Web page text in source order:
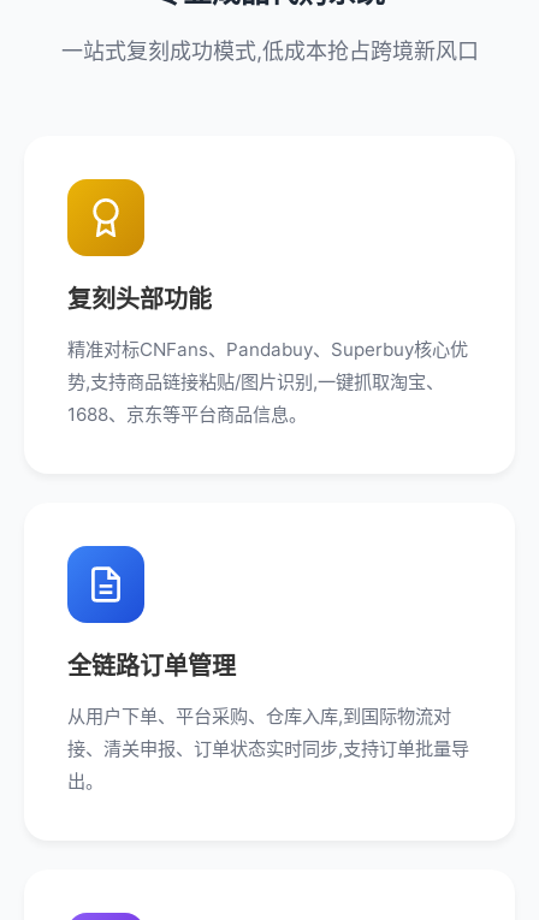
一站式复刻成功模式,低成本抢占跨境新风口
复刻头部功能
精准对标CNFans、Pandabuy、Superbuy核心优
势,支持商品链接粘贴/图片识别,一键抓取淘宝、
1688、京东等平台商品信息。
全链路订单管理
从用户下单、平台采购、仓库入库,到国际物流对
接、清关申报、订单状态实时同步,支持订单批量导
出。